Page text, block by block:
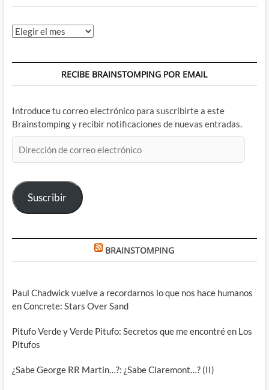
Archivos
RECIBE BRAINSTOMPING POR EMAIL
Introduce tu correo electrónico para suscribirte a este
Brainstomping y recibir notificaciones de nuevas entradas.
de
electrónico
Suscribir
BRAINSTOMPING
Paul Chadwick vuelve a recordarnos lo que nos hace humanos
en Concrete: Stars Over Sand
Pitufo Verde y Verde Pitufo: Secretos que me encontré en Los
Pitufos
¿Sabe George RR Martin…?: ¿Sabe Claremont…? (II)